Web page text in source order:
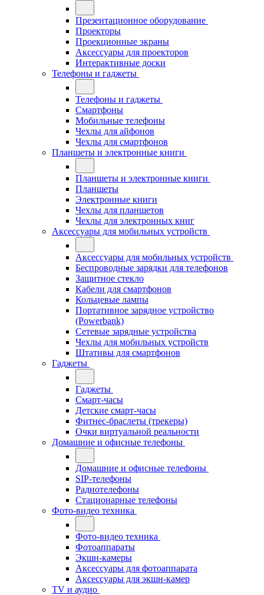
Презентационное оборудование
Проекторы
Проекционные экраны
Аксессуары для проекторов
Интерактивные доски
Телефоны и гаджеты
Телефоны и гаджеты
Смартфоны
Мобильные телефоны
Чехлы для айфонов
Чехлы для смартфонов
Планшеты и электронные книги
Планшеты и электронные книги
Планшеты
Электронные книги
Чехлы для планшетов
Чехлы для электронных книг
Аксессуары для мобильных устройств
Аксессуары для мобильных устройств
Беспроводные зарядки для телефонов
Защитное стекло
Кабели для смартфонов
Кольцевые лампы
Портативное зарядное устройство
(Powerbank)
Сетевые зарядные устройства
Чехлы для мобильных устройств
Штативы для смартфонов
Гаджеты
Гаджеты
Смарт-часы
Детские смарт-часы
Фитнес-браслеты (трекеры)
Очки виртуальной реальности
Домашние и офисные телефоны
Домашние и офисные телефоны
SIP-телефоны
Радиотелефоны
Стационарные телефоны
Фото-видео техника
Фото-видео техника
Фотоаппараты
Экшн-камеры
Аксессуары для фотоаппарата
Аксессуары для экшн-камер
TV и аудио